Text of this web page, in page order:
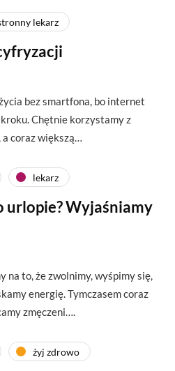
lekarz
bez smartfona, bo internet
Chętnie korzystamy z
a coraz większą…
lekarz
urlopie? Wyjaśniamy
na to, że zwolnimy, wyśpimy się,
energię. Tymczasem coraz
zmęczeni….
żyj zdrowo